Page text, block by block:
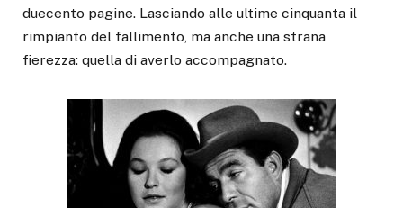
duecento pagine. Lasciando alle ultime cinquanta il
rimpianto del fallimento, ma anche una strana
fierezza: quella di averlo accompagnato.